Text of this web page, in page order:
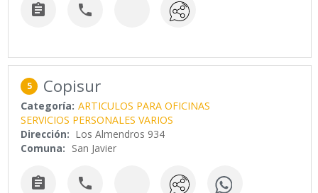
 
5 Copisur
Categoría: ARTICULOS PARA OFICINAS
SERVICIOS PERSONALES VARIOS
Dirección: Los Almendros 934
Comuna: San Javier
 